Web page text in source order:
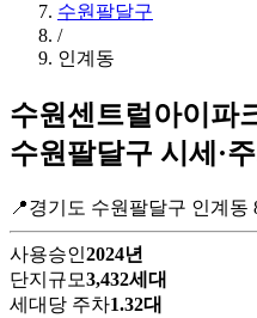
수원팔달구
/
인계동
수원센트럴아이파
수원팔달구 시세·
📍경기도 수원팔달구 인계동
사용승인2024년
단지규모3,432세대
세대당 주차1.32대